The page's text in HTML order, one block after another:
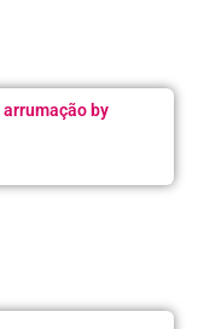
arrumação by